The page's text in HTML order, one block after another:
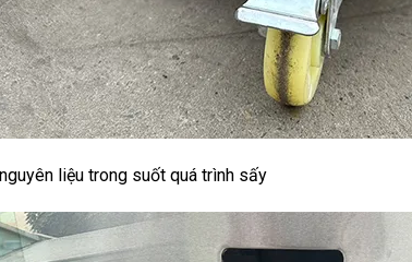
liệu trong suốt quá trình sấy